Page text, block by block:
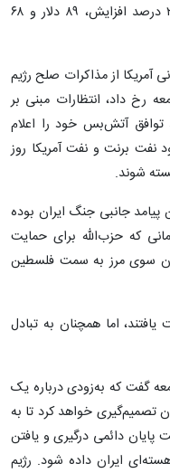
آمریکا هم با ۲ دلار و ۳۲ سنت معادل ۲.۶۶ درصد افزایش، ۸۹ دلار و ۶۸
آمریکا از مذاکرات صلح رژیم
رخ داد، انتظارات مبنی بر
توافق آتش‌بس خود را اعلام
نفت برنت و نفت آمریکا روز
پیامد جانبی جنگ ایران بوده
شد، زمانی که حزب‌الله برای حمایت
سوی مرز به سمت فلسطین
اما همچنان به تبادل
گفت که به‌زودی درباره یک
تصمیم‌گیری خواهد کرد تا به
پایان دائمی درگیری و یافتن
ایران داده شود. رژیم